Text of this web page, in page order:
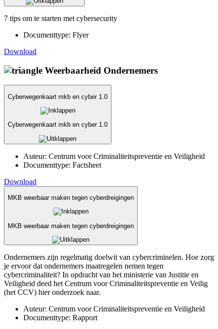
7 tips om te starten met cybersecurity
Documenttype: Flyer
Download
Weerbaarheid Ondernemers
Cyberwegenkaart mkb en cyber 1.0
Cyberwegenkaart mkb en cyber 1.0
Auteur: Centrum voor Criminaliteitspreventie en Veiligheid
Documenttype: Factsheet
Download
MKB weerbaar maken tegen cyberdreigingen
MKB weerbaar maken tegen cyberdreigingen
Ondernemers zijn regelmatig doelwit van cybercriminelen. Hoe zorg
je ervoor dat ondernemers maatregelen nemen tegen
cybercriminaliteit? In opdracht van het ministerie van Justitie en
Veiligheid deed het Centrum voor Criminaliteitspreventie en Veilig
(het CCV) hier onderzoek naar.
Auteur: Centrum voor Criminaliteitspreventie en Veiligheid
Documenttype: Rapport